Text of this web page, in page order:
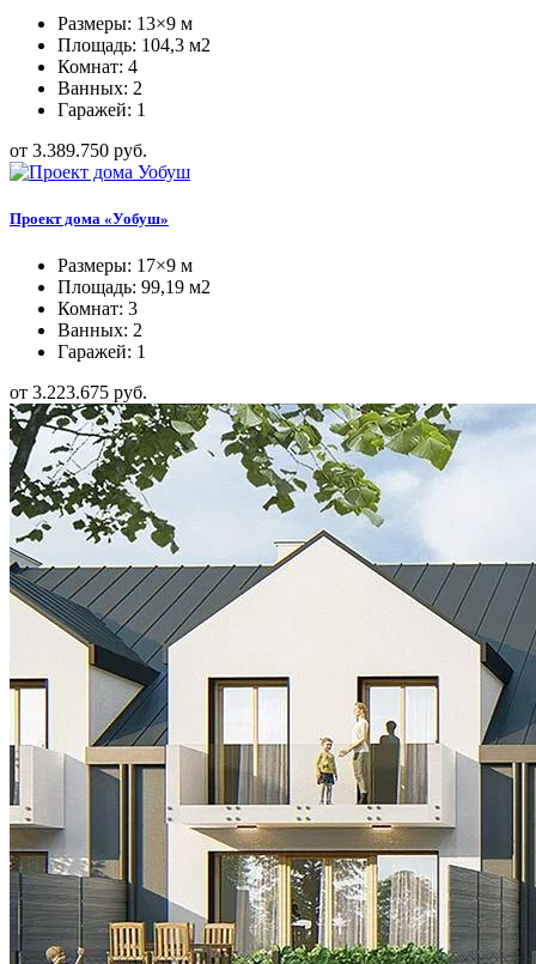
Размеры: 13×9 м
Площадь: 104,3 м2
Комнат: 4
Ванных: 2
Гаражей: 1
от 3.389.750 руб.
Проект дома «Уобуш»
Размеры: 17×9 м
Площадь: 99,19 м2
Комнат: 3
Ванных: 2
Гаражей: 1
от 3.223.675 руб.